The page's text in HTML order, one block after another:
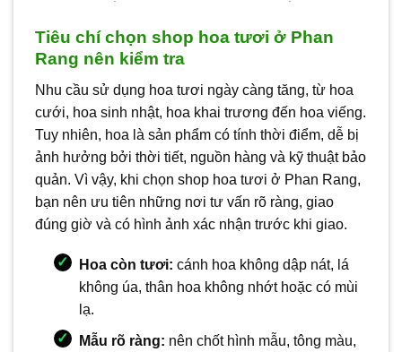
Tiêu chí chọn shop hoa tươi ở Phan
Rang nên kiểm tra
Nhu cầu sử dụng hoa tươi ngày càng tăng, từ hoa
cưới, hoa sinh nhật, hoa khai trương đến hoa viếng.
Tuy nhiên, hoa là sản phẩm có tính thời điểm, dễ bị
ảnh hưởng bởi thời tiết, nguồn hàng và kỹ thuật bảo
quản. Vì vậy, khi chọn shop hoa tươi ở Phan Rang,
bạn nên ưu tiên những nơi tư vấn rõ ràng, giao
đúng giờ và có hình ảnh xác nhận trước khi giao.
Hoa còn tươi: cánh hoa không dập nát, lá
không úa, thân hoa không nhớt hoặc có mùi
lạ.
Mẫu rõ ràng: nên chốt hình mẫu, tông màu,